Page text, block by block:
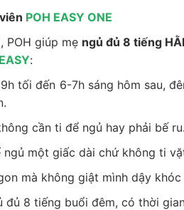
POH EASY ONE
POH giúp mẹ ngủ đủ 8 tiếng
:
tối đến 6-7h sáng hôm sau,
cần ti để ngủ hay phải bế ru.
ngủ một giấc dài chứ không ti
mà không giật mình dậy
đủ 8 tiếng buổi đêm, có thời